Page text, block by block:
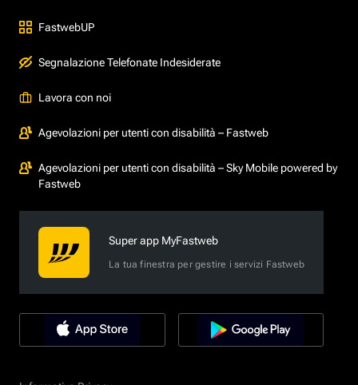
FastwebUP
Segnalazione Telefonate Indesiderate
Lavora con noi
Agevolazioni per utenti con disabilità – Fastweb
Agevolazioni per utenti con disabilità – Sky Mobile powered by
Fastweb
Super app MyFastweb
La tua finestra per gestire i servizi Fastweb